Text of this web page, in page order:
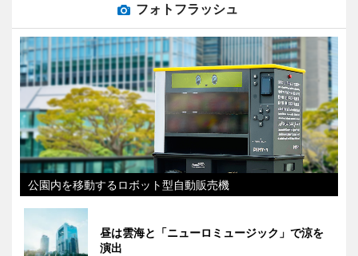
フォトフラッシュ
公園内を移動するロボット型自動販売機
昼は雲海と「ニューロミュージック」で涼を
演出